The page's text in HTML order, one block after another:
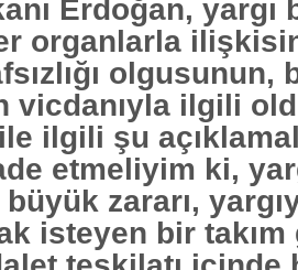
Erdoğan, yargı
organlarla
olgusunun,
vicdanıyla ilgili
ilgili şu
etmeliyim ki,
zararı,
isteyen bir takım